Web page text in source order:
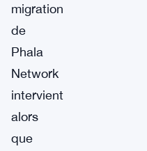
migration
de
Phala
Network
intervient
alors
que